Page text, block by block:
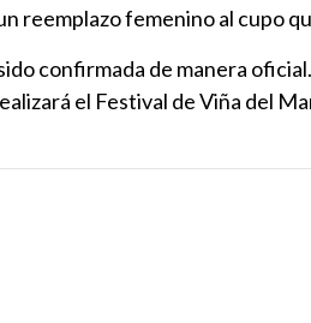
reemplazo femenino al cupo
confirmada de manera
el Festival de Viña del